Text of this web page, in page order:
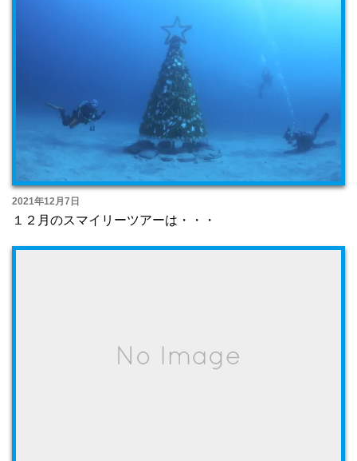
2021年12月7日
１２月のスマイリーツアーは・・・